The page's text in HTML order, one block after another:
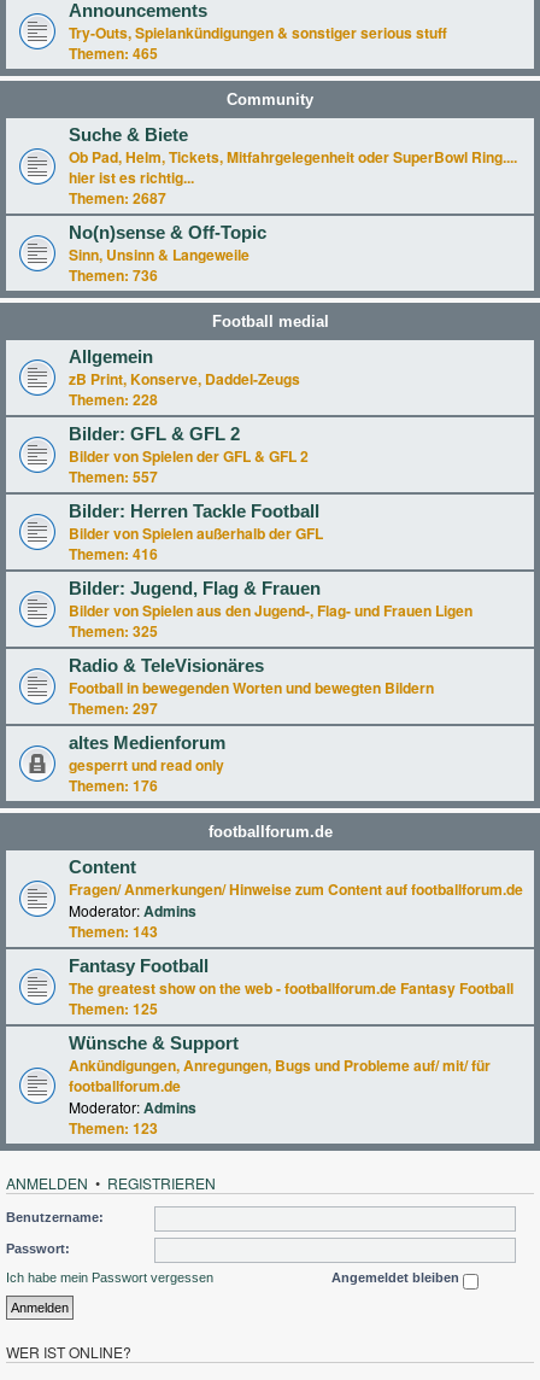
Announcements
Try-Outs, Spielankündigungen & sonstiger serious stuff
Themen: 465
Community
Suche & Biete
Ob Pad, Helm, Tickets, Mitfahrgelegenheit oder SuperBowl Ring....
hier ist es richtig...
Themen: 2687
No(n)sense & Off-Topic
Sinn, Unsinn & Langeweile
Themen: 736
Football medial
Allgemein
zB Print, Konserve, Daddel-Zeugs
Themen: 228
Bilder: GFL & GFL 2
Bilder von Spielen der GFL & GFL 2
Themen: 557
Bilder: Herren Tackle Football
Bilder von Spielen außerhalb der GFL
Themen: 416
Bilder: Jugend, Flag & Frauen
Bilder von Spielen aus den Jugend-, Flag- und Frauen Ligen
Themen: 325
Radio & TeleVisionäres
Football in bewegenden Worten und bewegten Bildern
Themen: 297
altes Medienforum
gesperrt und read only
Themen: 176
footballforum.de
Content
Fragen/ Anmerkungen/ Hinweise zum Content auf footballforum.de
Moderator:Admins
Themen: 143
Fantasy Football
The greatest show on the web - footballforum.de Fantasy Football
Themen: 125
Wünsche & Support
Ankündigungen, Anregungen, Bugs und Probleme auf/ mit/ für
footballforum.de
Moderator:Admins
Themen: 123
ANMELDEN • REGISTRIEREN
Benutzername:
Passwort:
Ich habe mein Passwort vergessen
Angemeldet bleiben
WER IST ONLINE?